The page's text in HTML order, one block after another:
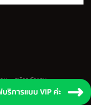
ม สมัครตัวแทน